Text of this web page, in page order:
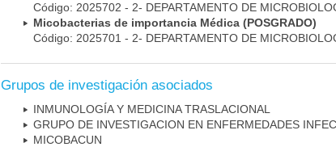
Código: 2025702 - 2- DEPARTAMENTO DE
Micobacterias de importancia Médica (POSGRADO)
Código: 2025701 - 2- DEPARTAMENTO DE
Grupos de investigación asociados
INMUNOLOGÍA Y MEDICINA TRASLACIONAL
GRUPO DE INVESTIGACION EN ENFERMEDADES
MICOBAC­UN